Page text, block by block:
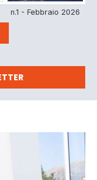
n.1 - Febbraio 2026